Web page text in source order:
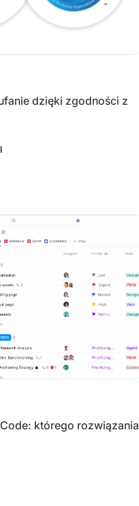
dzięki zgodności z
którego rozwiązania